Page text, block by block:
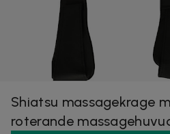
Shiatsu massagekrage
roterande